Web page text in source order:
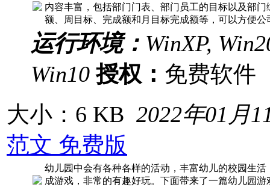
内容丰富，包括部门门表、部门员工的目标以及部
额、周目标、完成额和月目标完成额等，可以方便公
运行环境： WinXP,
Win10 授权： 免费软
大小：6 KB 2022年01月
范文 免费版
幼儿园中会有各种各样的活动，丰富幼儿的校园生
成游戏，非常的有趣好玩。下面带来了一篇幼儿园